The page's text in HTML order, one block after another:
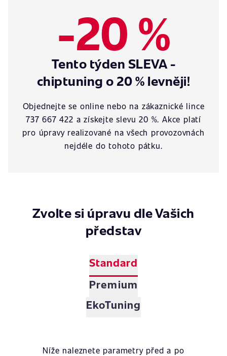
-20 %
Tento týden SLEVA -
chiptuning o 20 % levněji!
Objednejte se online nebo na zákaznické lince
737 667 422 a získejte slevu 20 %. Akce platí
pro úpravy realizované na všech provozovnách
nejdéle do tohoto pátku.
Zvolte si úpravu dle Vašich
představ
Standard
Premium
EkoTuning
Níže naleznete parametry před a po